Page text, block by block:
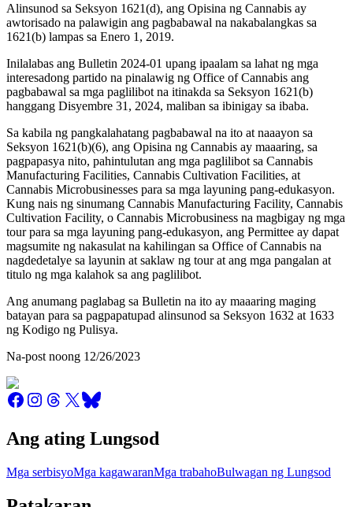
Alinsunod sa Seksyon 1621(d), ang Opisina ng Cannabis ay
awtorisado na palawigin ang pagbabawal na nakabalangkas sa
1621(b) lampas sa Enero 1, 2019.
Inilalabas ang Bulletin 2024-01 upang ipaalam sa lahat ng mga
interesadong partido na pinalawig ng Office of Cannabis ang
pagbabawal sa mga paglilibot na itinakda sa Seksyon 1621(b)
hanggang Disyembre 31, 2024, maliban sa ibinigay sa ibaba.
Sa kabila ng pangkalahatang pagbabawal na ito at naaayon sa
Seksyon 1621(b)(6), ang Opisina ng Cannabis ay maaaring, sa
pagpapasya nito, pahintulutan ang mga paglilibot sa Cannabis
Manufacturing Facilities, Cannabis Cultivation Facilities, at
Cannabis Microbusinesses para sa mga layuning pang-edukasyon.
Kung nais ng sinumang Cannabis Manufacturing Facility, Cannabis
Cultivation Facility, o Cannabis Microbusiness na magbigay ng mga
tour para sa mga layuning pang-edukasyon, ang Permittee ay dapat
magsumite ng nakasulat na kahilingan sa Office of Cannabis na
nagdedetalye sa layunin at saklaw ng tour at ang mga pangalan at
titulo ng mga kalahok sa ang paglilibot.
Ang anumang paglabag sa Bulletin na ito ay maaaring maging
batayan para sa pagpapatupad alinsunod sa Seksyon 1632 at 1633
ng Kodigo ng Pulisya.
Na-post noong 12/26/2023
Ang ating Lungsod
Mga serbisyoMga kagawaranMga trabahoBulwagan ng Lungsod